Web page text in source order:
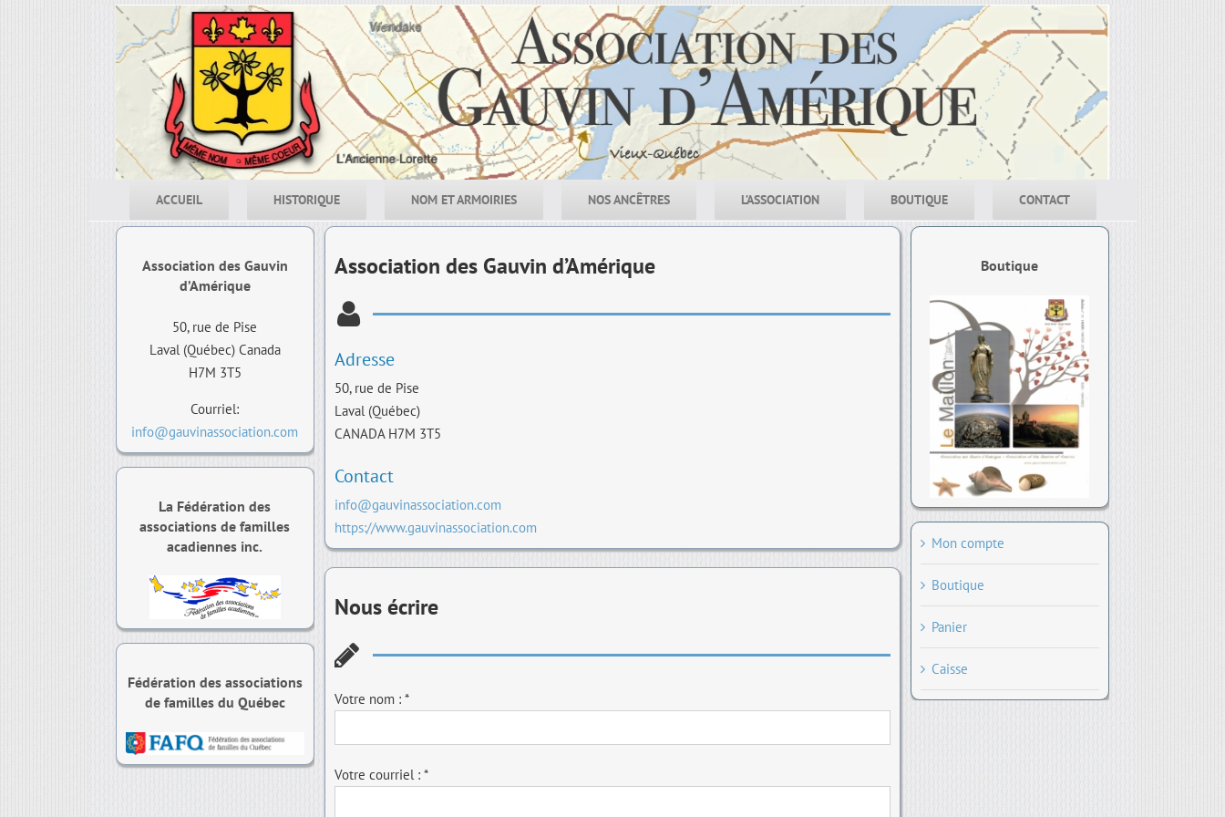
ACCUEIL HISTORIQUE NOM ET ARMOIRIES NOS ANCÊTRES L’ASSOCIATION BOUTIQUE CONTACT
Association des Gauvin d’Amérique
Adresse
50, rue de Pise
Laval (Québec)
CANADA H7M 3T5
Contact
info@gauvinassociation.com
https://www.gauvinassociation.com
Nous écrire
Votre nom : *
Votre courriel : *
Association des Gauvin
d’Amérique
50, rue de Pise
Laval (Québec) Canada
H7M 3T5
Courriel:
info@gauvinassociation.com
La Fédération des
associations de familles
acadiennes inc.
Fédération des associations
de familles du Québec
Boutique
Mon compte
Boutique
Panier
Caisse